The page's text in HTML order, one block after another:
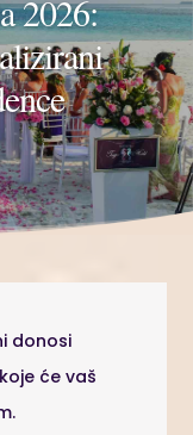
2026:
donosi
koje će vaš